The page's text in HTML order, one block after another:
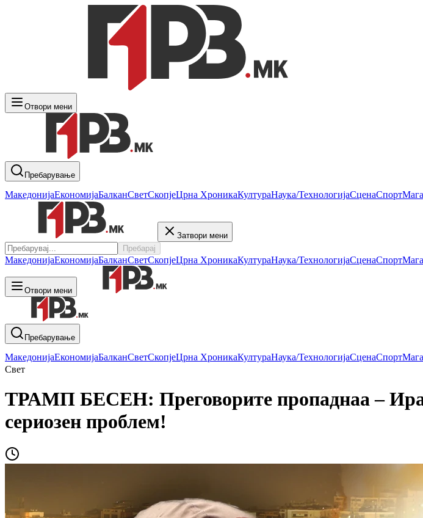
Отвори мени
Пребарување
МакедонијаЕкономијаБалканСветСкопјеЦрна ХроникаКултураНаука/ТехнологијаСценаСпорт
Затвори мени
Пребарај
МакедонијаЕкономијаБалканСветСкопјеЦрна ХроникаКултураНаука/ТехнологијаСценаСпорт
Отвори мени
Пребарување
МакедонијаЕкономијаБалканСветСкопјеЦрна ХроникаКултураНаука/ТехнологијаСценаСпорт
Свет
ТРАМП БЕСЕН: Преговорите пропаднаа –
сериозен проблем!